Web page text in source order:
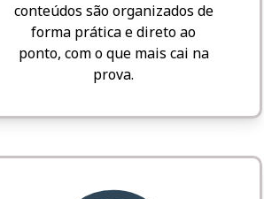
conteúdos são organizados de
forma prática e direto ao
ponto, com o que mais cai na
prova.